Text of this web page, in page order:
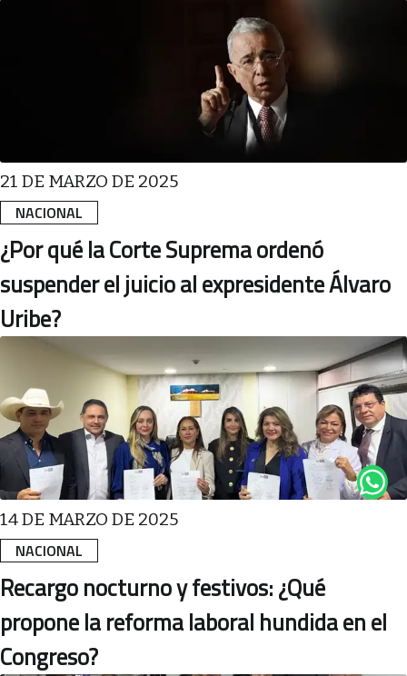
NACIONAL
21 DE MARZO DE 2025
¿Por qué la Corte Suprema ordenó
suspender el juicio al expresidente Álvaro
Uribe?
NACIONAL
14 DE MARZO DE 2025
Recargo nocturno y festivos: ¿Qué
propone la reforma laboral hundida en el
Congreso?